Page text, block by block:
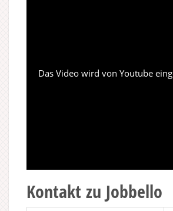
Das Video wird von Youtube
Kontakt zu Jobbello